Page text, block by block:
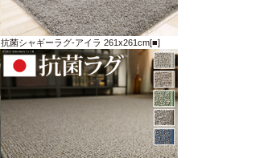
抗菌シャギーラグ-アイラ 261x261cm[■]